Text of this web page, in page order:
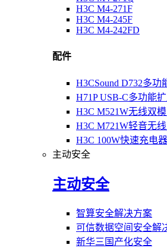
H3C M4-271F
H3C M4-245F
H3C M4-242FD
配件
H3CSound D732多功
H71P USB-C多功能
H3C M521W无线双
H3C M721W轻音无
H3C 100W快速充电器
主动安全
主动安全
智算安全解决方案
可信数据空间安全解
新华三国产化安全